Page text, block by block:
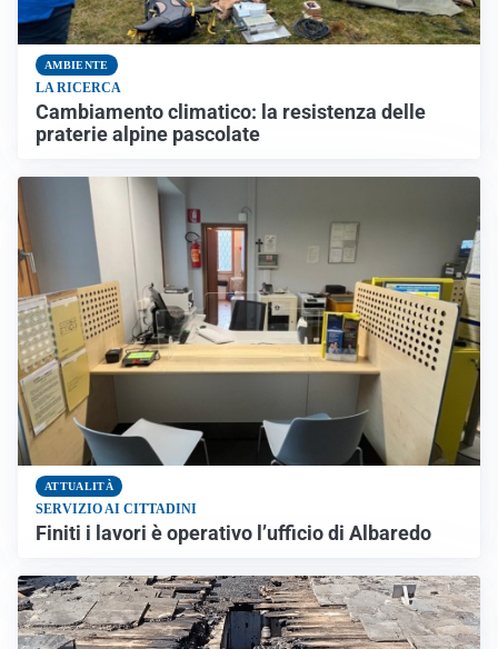
AMBIENTE
LA RICERCA
Cambiamento climatico: la resistenza delle
praterie alpine pascolate
ATTUALITÀ
SERVIZIO AI CITTADINI
Finiti i lavori è operativo l’ufficio di Albaredo